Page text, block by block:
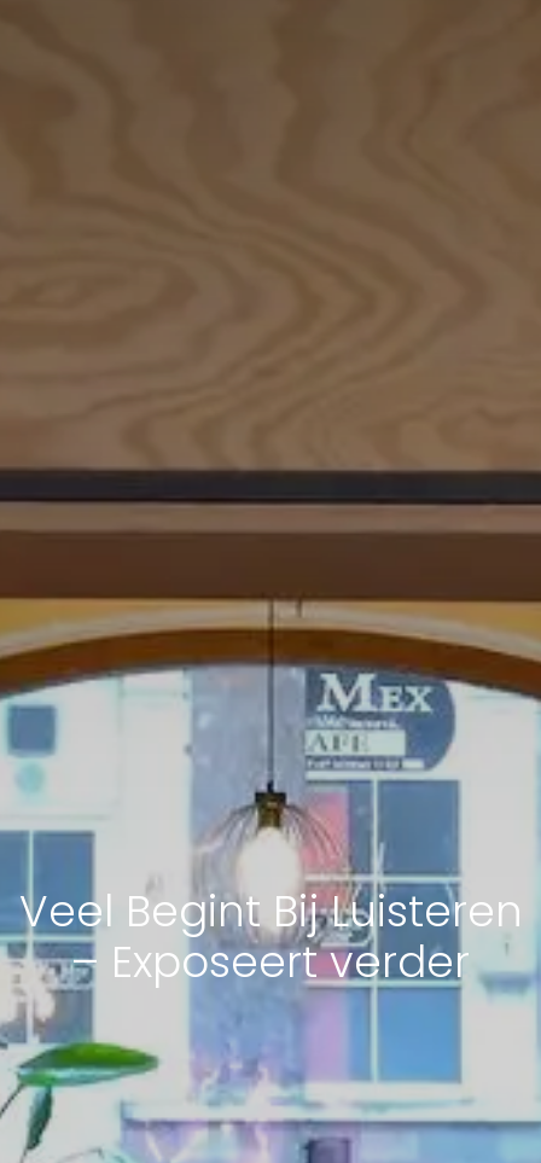
Veel Begint Bij Luisteren
– Exposeert verder